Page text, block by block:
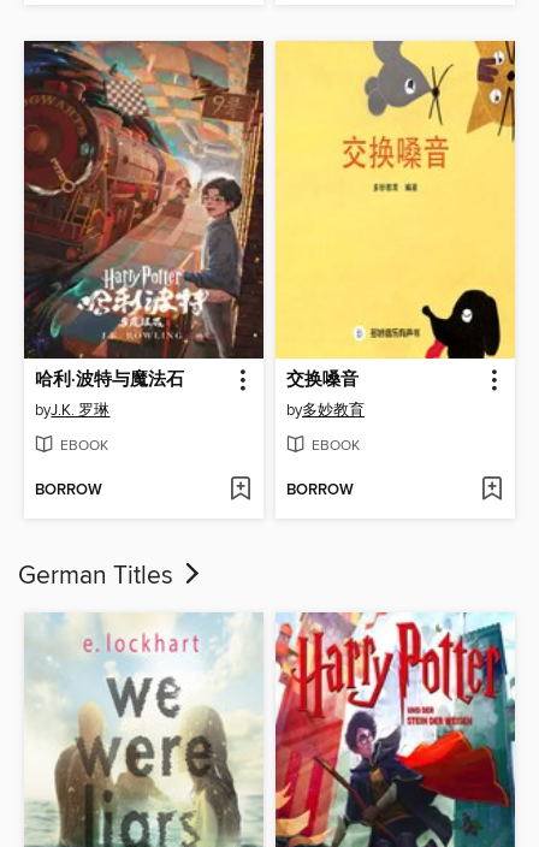
哈利·波特与魔法石
byJ.K. 罗琳
EBOOK
BORROW
交换嗓音
by多妙教育
EBOOK
BORROW
German Titles